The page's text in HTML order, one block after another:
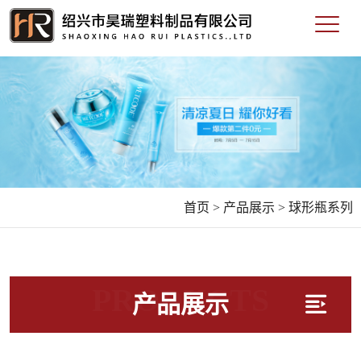
首页 > 产品展示 > 球形瓶系列
产品展示
PRODUCTS